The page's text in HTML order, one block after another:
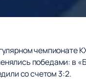
чемпионате
победами: в
со счетом 3:2.